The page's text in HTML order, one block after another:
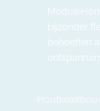
bijzonder
behoeften